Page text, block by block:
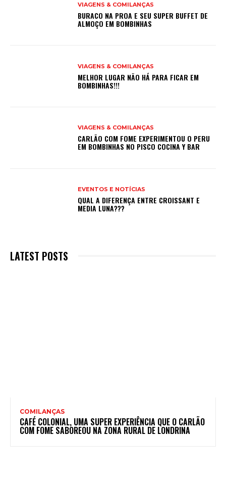
VIAGENS & COMILANÇAS
BURACO NA PROA E SEU SUPER BUFFET DE
ALMOÇO EM BOMBINHAS
VIAGENS & COMILANÇAS
MELHOR LUGAR NÃO HÁ PARA FICAR EM
BOMBINHAS!!!
VIAGENS & COMILANÇAS
CARLÃO COM FOME EXPERIMENTOU O PERU
EM BOMBINHAS NO PISCO COCINA Y BAR
EVENTOS E NOTÍCIAS
QUAL A DIFERENÇA ENTRE CROISSANT E
MEDIA LUNA???
LATEST POSTS
COMILANÇAS
CAFÉ COLONIAL, UMA SUPER EXPERIÊNCIA QUE O CARLÃO
COM FOME SABOREOU NA ZONA RURAL DE LONDRINA